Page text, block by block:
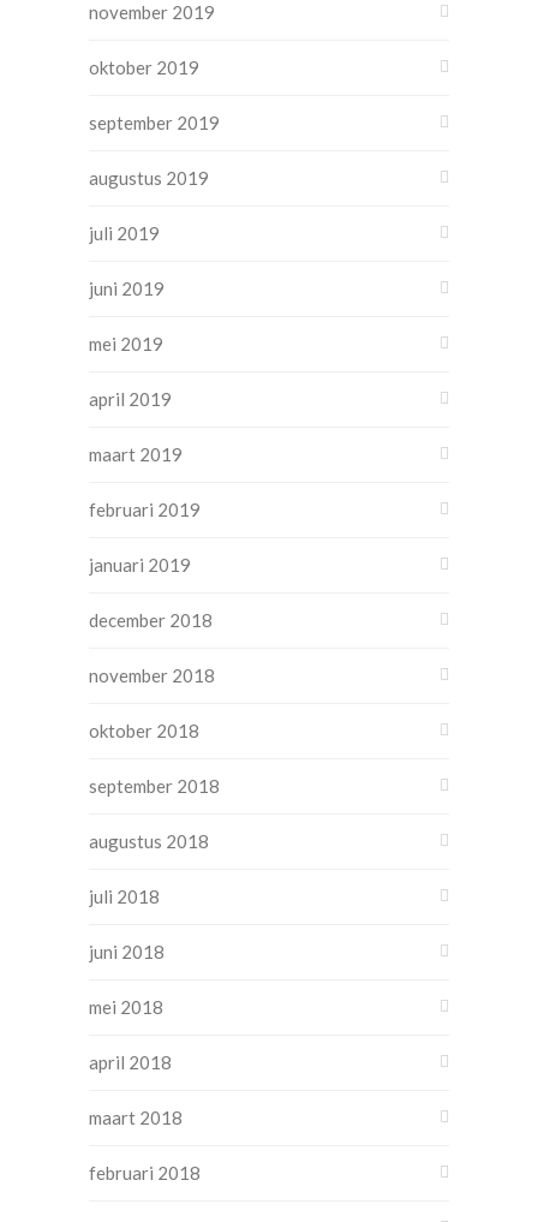
november 2019
oktober 2019
september 2019
augustus 2019
juli 2019
juni 2019
mei 2019
april 2019
maart 2019
februari 2019
januari 2019
december 2018
november 2018
oktober 2018
september 2018
augustus 2018
juli 2018
juni 2018
mei 2018
april 2018
maart 2018
februari 2018